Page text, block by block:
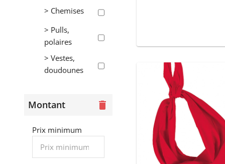
> Chemises
> Pulls,
polaires
> Vestes,
doudounes
Femme
> Tee-shirts,
Montant delete
Prix minimum